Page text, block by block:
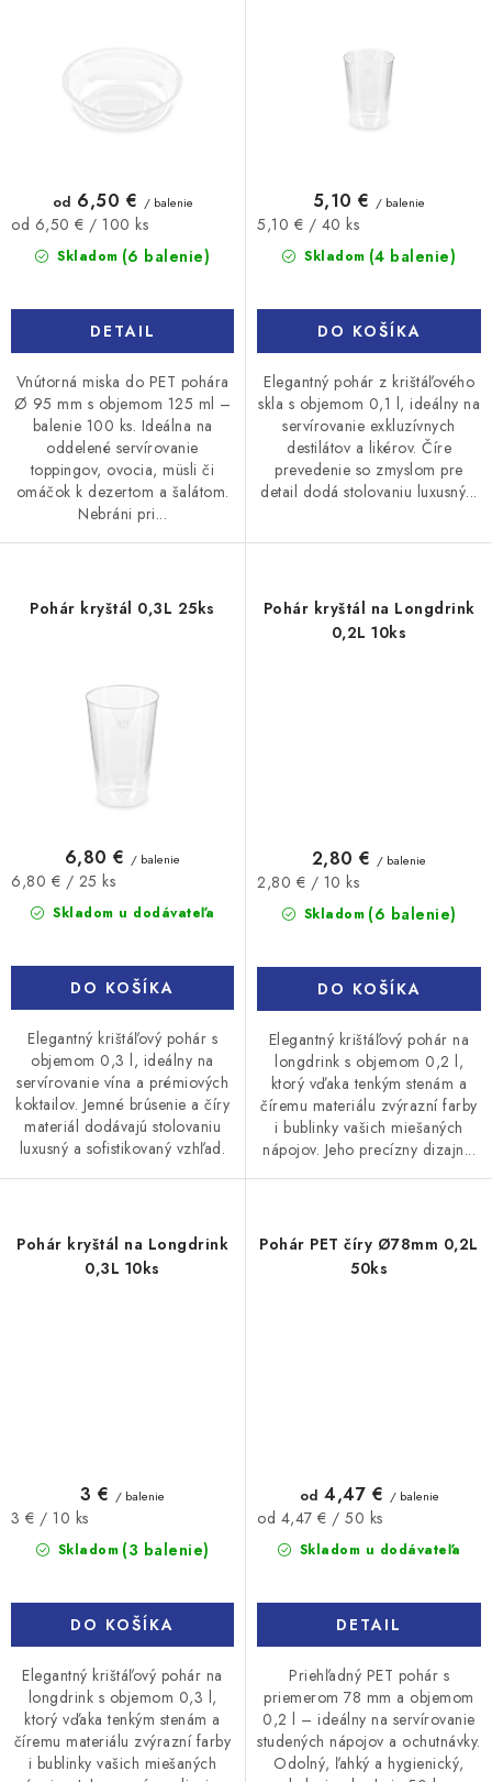
v
Skladom (6 balenie)
od 6,50 € / balenie
Jednotková
cena:
od 6,50 € / 100 ks
DETAIL
Vnútorná miska do PET pohára
Ø 95 mm s objemom 125 ml –
balenie 100 ks. Ideálna na
oddelené servírovanie
toppingov, ovocia, müsli či
omáčok k dezertom a šalátom.
Nebráni pri...
Skladom (4 balenie)
5,10 € / balenie
Jednotková
cena:
5,10 € / 40 ks
DO KOŠÍKA
Elegantný pohár z krištáľového
skla s objemom 0,1 l, ideálny na
servírovanie exkluzívnych
destilátov a likérov. Číre
prevedenie so zmyslom pre
detail dodá stolovaniu luxusný...
Pohár kryštál 0,3L 25ks
Skladom u dodávateľa
6,80 € / balenie
Jednotková
cena:
6,80 € / 25 ks
DO KOŠÍKA
Elegantný krištáľový pohár s
objemom 0,3 l, ideálny na
servírovanie vína a prémiových
koktailov. Jemné brúsenie a číry
materiál dodávajú stolovaniu
luxusný a sofistikovaný vzhľad.
Pohár kryštál na Longdrink
0,2L 10ks
Skladom (6 balenie)
2,80 € / balenie
Jednotková
cena:
2,80 € / 10 ks
DO KOŠÍKA
Elegantný krištáľový pohár na
longdrink s objemom 0,2 l,
ktorý vďaka tenkým stenám a
číremu materiálu zvýrazní farby
i bublinky vašich miešaných
nápojov. Jeho precízny dizajn...
Pohár kryštál na Longdrink
0,3L 10ks
Skladom (3 balenie)
3 € / balenie
Jednotková
cena:
3 € / 10 ks
DO KOŠÍKA
Elegantný krištáľový pohár na
longdrink s objemom 0,3 l,
ktorý vďaka tenkým stenám a
číremu materiálu zvýrazní farby
i bublinky vašich miešaných
Pohár PET číry Ø78mm 0,2L
50ks
Skladom u dodávateľa
od 4,47 € / balenie
Jednotková
cena:
od 4,47 € / 50 ks
DETAIL
Priehľadný PET pohár s
priemerom 78 mm a objemom
0,2 l – ideálny na servírovanie
studených nápojov a ochutnávky.
Odolný, ľahký a hygienický,